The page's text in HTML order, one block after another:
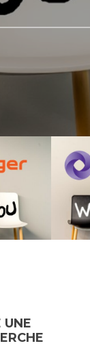
UNE